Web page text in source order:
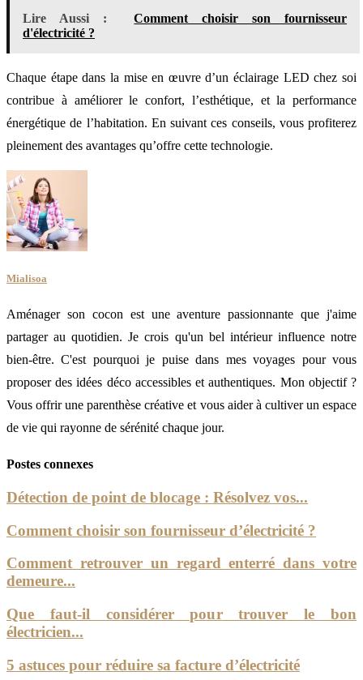
Lire Aussi :
Comment choisir son fournisseur
d'électricité ?
Chaque étape dans la mise en œuvre d’un éclairage LED chez soi
contribue à améliorer le confort, l’esthétique, et la performance
énergétique de l’habitation. En suivant ces conseils, vous profiterez
pleinement des avantages qu’offre cette technologie.
Mialisoa
Aménager son cocon est une aventure passionnante que j'aime
partager au quotidien. Je crois qu'un bel intérieur influence notre
bien-être. C'est pourquoi je puise dans mes voyages pour vous
proposer des idées déco accessibles et authentiques. Mon objectif ?
Vous offrir une parenthèse créative et vous aider à cultiver un espace
de vie qui rayonne de sérénité chaque jour.
Postes connexes
Détection de point de blocage : Résolvez vos...
Comment choisir son fournisseur d’électricité ?
Comment retrouver un regard enterré dans votre
demeure...
Que faut-il considérer pour trouver le bon
électricien...
5 astuces pour réduire sa facture d’électricité